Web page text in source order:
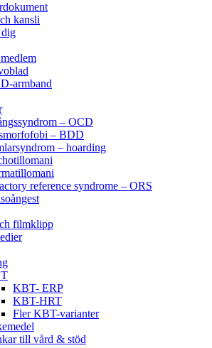
kansli
dig
armband
– OCD
– BDD
– hoarding
reference syndrome – ORS
filmklipp
KBT- ERP
KBT-HRT
Fler KBT-varianter
till vård & stöd